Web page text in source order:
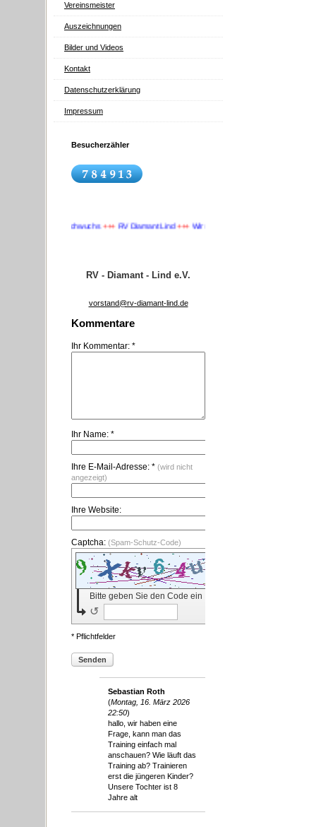
Vereinsmeister
Auszeichnungen
Bilder und Videos
Kontakt
Datenschutzerklärung
Impressum
Besucherzähler
suchen Nachwuchs+++RV Diamant Lind+++Wir suchen Nachwuchs
RV - Diamant - Lind e.V.
vorstand@rv-diamant-lind.de
Kommentare
Ihr Kommentar: *
Ihr Name: *
Ihre E-Mail-Adresse: * (wird nicht
angezeigt)
Ihre Website:
Captcha: (Spam-Schutz-Code)
Bitte geben Sie den Code ein
↺
* Pflichtfelder
Senden
Sebastian Roth
(Montag, 16. März 2026
22:50)
hallo, wir haben eine
Frage, kann man das
Training einfach mal
anschauen? Wie läuft das
Training ab? Trainieren
erst die jüngeren Kinder?
Unsere Tochter ist 8
Jahre alt